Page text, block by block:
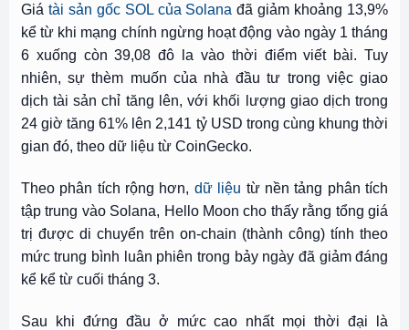
Giá tài sản gốc SOL của Solana đã giảm khoảng 13,9%
kể từ khi mạng chính ngừng hoạt động vào ngày 1 tháng
6 xuống còn 39,08 đô la vào thời điểm viết bài. Tuy
nhiên, sự thèm muốn của nhà đầu tư trong việc giao
dịch tài sản chỉ tăng lên, với khối lượng giao dịch trong
24 giờ tăng 61% lên 2,141 tỷ USD trong cùng khung thời
gian đó, theo dữ liệu từ CoinGecko.
Theo phân tích rộng hơn, dữ liệu từ nền tảng phân tích
tập trung vào Solana, Hello Moon cho thấy rằng tổng giá
trị được di chuyển trên on-chain (thành công) tính theo
mức trung bình luân phiên trong bảy ngày đã giảm đáng
kể kể từ cuối tháng 3.
Sau khi đứng đầu ở mức cao nhất mọi thời đại là